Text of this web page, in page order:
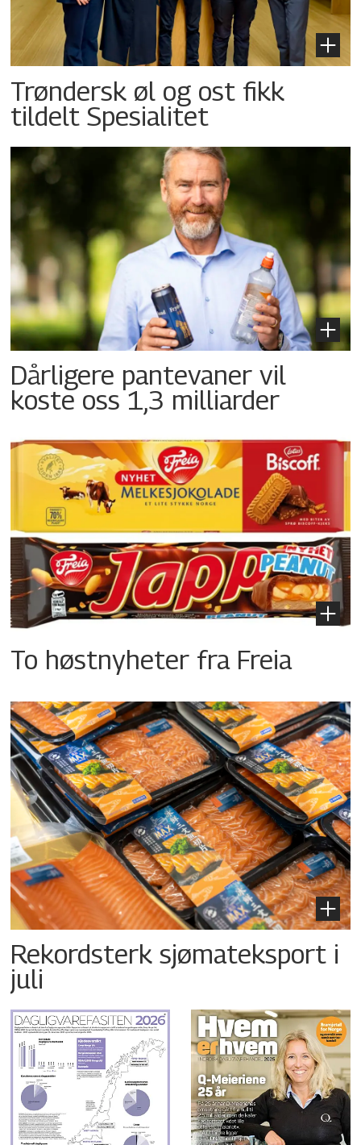
Trøndersk øl og ost fikk
tildelt Spesialitet
Dårligere pantevaner vil
koste oss 1,3 milliarder
To høstnyheter fra Freia
Rekordsterk sjømateksport i
juli